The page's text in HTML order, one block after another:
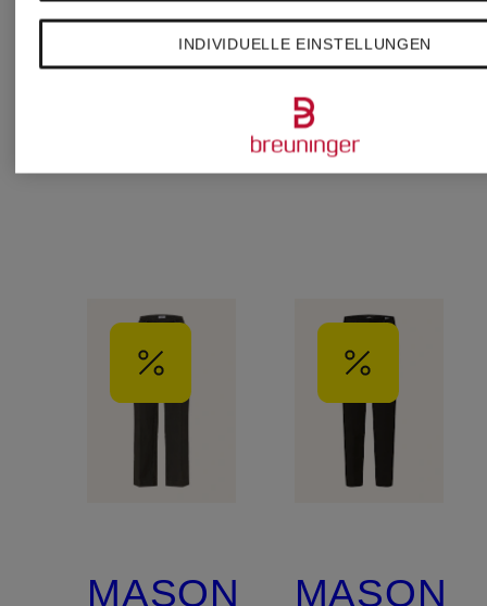
MASON'S
MASON'S
INDIVIDUELLE EINSTELLUNGEN